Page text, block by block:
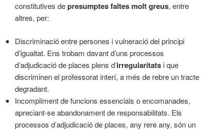
constitutives depresumptes faltes molt greus, entre
altres, per:
Discriminació entre persones i vulneració del principi
d’igualtat. Ens trobam davant d’uns processos
d’adjudicació de places plens d’irregularitats i que
discriminen el professorat interí, a més de rebre un tracte
degradant.
Incompliment de funcions essencials o encomanades,
apreciant-se abandonament de responsabilitats. Els
processos d’adjudicació de places, any rere any, són un